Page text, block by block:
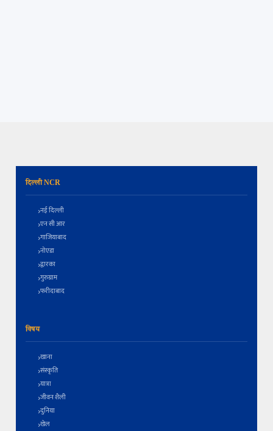
दिल्ली NCR
नई दिल्ली
एन सी आर
गाजियाबाद
नोएडा
द्वारका
गुरुग्राम
फरीदाबाद
विषय
खाना
संस्कृति
यात्रा
जीवन शैली
दुनिया
खेल